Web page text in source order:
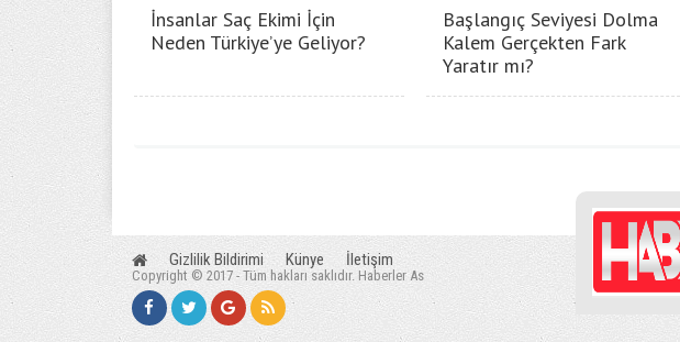
İnsanlar Saç Ekimi İçin
Neden Türkiye’ye Geliyor?
Başlangıç Seviyesi Dolma
Kalem Gerçekten Fark
Yaratır mı?
Gizlilik Bildirimi Künye İletişim
Copyright © 2017 - Tüm hakları saklıdır. Haberler As